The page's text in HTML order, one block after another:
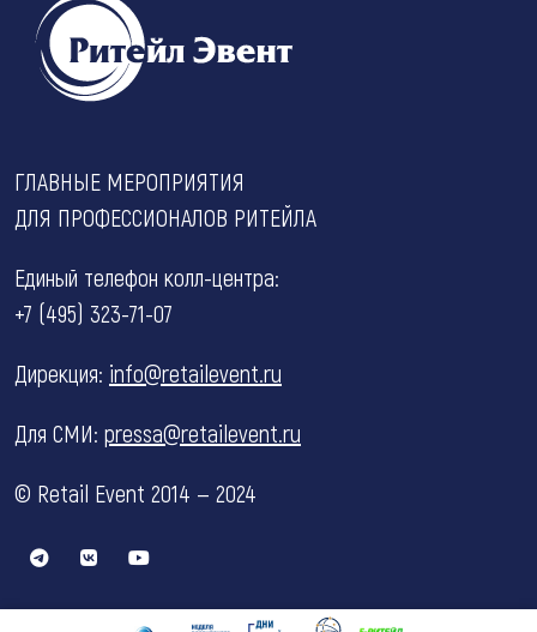
ГЛАВНЫЕ МЕРОПРИЯТИЯ
ДЛЯ ПРОФЕССИОНАЛОВ РИТЕЙЛА
Единый телефон колл-центра:
+7 (495) 323-71-07
Дирекция: info@retailevent.ru
Для СМИ: pressa@retailevent.ru
© Retail Event 2014 — 2024